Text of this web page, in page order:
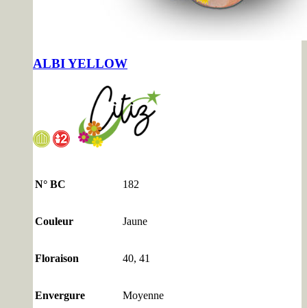
ALBI YELLOW
N° BC 182
Couleur Jaune
Floraison 40, 41
Envergure Moyenne